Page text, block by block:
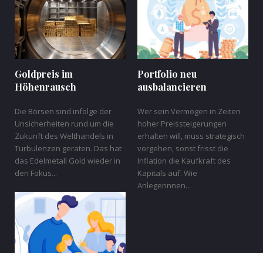
Goldpreis im
Höhenrausch
Die Börsen sind infolge der
Unsicherheiten rund um die
Zukunft des Welthandels in
Turbulenzen geraten. Das hat
das Edelmetall Gold wieder in
den Fokus...
Portfolio neu
ausbalancieren
Wer sein Vermögen in Zeiten
hoher Preissteigerungen
erhalten will, muss strategisch
vorgehen, sonst frisst die
Inflation die Kaufkraft des
Kapitals auf. Wie
Anlegerinnen...